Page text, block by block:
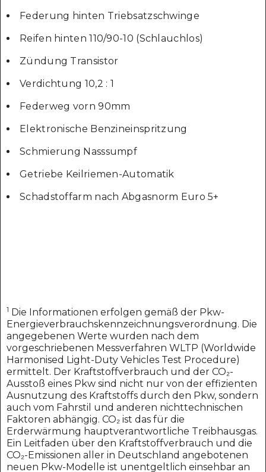
Federung hinten Triebsatzschwinge
Reifen hinten 110/90-10 (Schlauchlos)
Zündung Transistor
Verdichtung 10,2 : 1
Federweg vorn 90mm
Elektronische Benzineinspritzung
Schmierung Nasssumpf
Getriebe Keilriemen-Automatik
Schadstoffarm nach Abgasnorm Euro 5+
1 Die Informationen erfolgen gemäß der Pkw-
Energieverbrauchskennzeichnungsverordnung. Die
angegebenen Werte wurden nach dem
vorgeschriebenen Messverfahren WLTP (Worldwide
Harmonised Light-Duty Vehicles Test Procedure)
ermittelt. Der Kraftstoffverbrauch und der CO₂-
Ausstoß eines Pkw sind nicht nur von der effizienten
Ausnutzung des Kraftstoffs durch den Pkw, sondern
auch vom Fahrstil und anderen nichttechnischen
Faktoren abhängig. CO₂ ist das für die
Erderwärmung hauptverantwortliche Treibhausgas.
Ein Leitfaden über den Kraftstoffverbrauch und die
CO₂-Emissionen aller in Deutschland angebotenen
neuen Pkw-Modelle ist unentgeltlich einsehbar an